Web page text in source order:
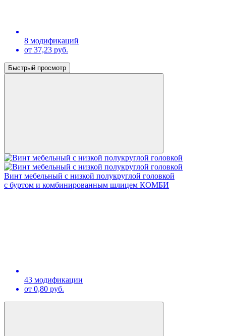
8 модификаций
от 37,23 руб.
Быстрый просмотр
Винт мебельный с низкой полукруглой головкой
с буртом и комбинированным шлицем КОМБИ
43 модификации
от 0,80 руб.